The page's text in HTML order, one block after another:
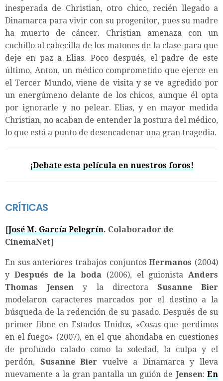
inesperada de Christian, otro chico, recién llegado a
Dinamarca para vivir con su progenitor, pues su madre
ha muerto de cáncer. Christian amenaza con un
cuchillo al cabecilla de los matones de la clase para que
deje en paz a Elias. Poco después, el padre de este
último, Anton, un médico comprometido que ejerce en
el Tercer Mundo, viene de visita y se ve agredido por
un energúmeno delante de los chicos, aunque él opta
por ignorarle y no pelear. Elias, y en mayor medida
Christian, no acaban de entender la postura del médico,
lo que está a punto de desencadenar una gran tragedia.
¡Debate esta película en nuestros foros!
CRÍTICAS
[José M. García Pelegrín. Colaborador de
CinemaNet]
En sus anteriores trabajos conjuntosHermanos (2004)
y Después de la boda (2006), el guionista Anders
Thomas Jenseny la directora Susanne Bier
modelaron caracteres marcados por el destino a la
búsqueda de la redención de su pasado. Después de su
primer filme en Estados Unidos, «Cosas que perdimos
en el fuego» (2007), en el que ahondaba en cuestiones
de profundo calado como la soledad, la culpa y el
perdón, Susanne Bier vuelve a Dinamarca y lleva
nuevamente a la gran pantalla un guión de Jensen:En